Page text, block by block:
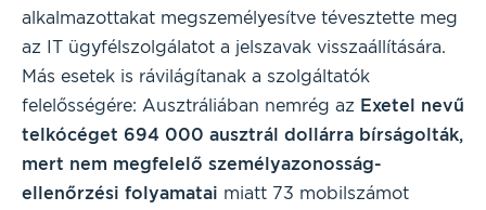
alkalmazottakat megszemélyesítve tévesztette meg
az IT ügyfélszolgálatot a jelszavak visszaállítására.
Más esetek is rávilágítanak a szolgáltatók
felelősségére: Ausztráliában nemrég az Exetel nevű
telkócéget 694 000 ausztrál dollárra bírságolták,
mert nem megfelelő személyazonosság-
ellenőrzési folyamatai miatt 73 mobilszámot